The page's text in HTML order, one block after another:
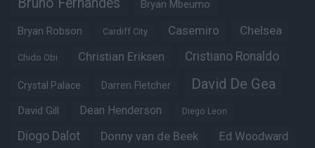
Bruno Fernandes Bryan Mbeumo
Bryan Robson Cardiff City Casemiro Chelsea
Chido Obi Christian Eriksen Cristiano Ronaldo
Crystal Palace Darren Fletcher David De Gea
David Gill Dean Henderson Diego Leon
Diogo Dalot Donny van de Beek Ed Woodward